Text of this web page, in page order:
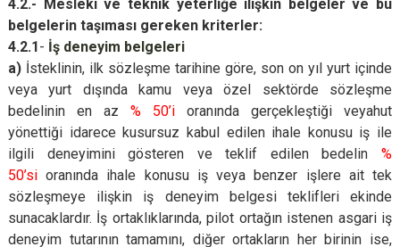
4.2.- Mesleki ve teknik yeterliğe ilişkin belgeler ve bu
belgelerin taşıması gereken kriterler:
4.2.1- İş deneyim belgeleri
a) İsteklinin, ilk sözleşme tarihine göre, son on yıl yurt içinde
veya yurt dışında kamu veya özel sektörde sözleşme
bedelinin en az % 50’i oranında gerçekleştiği veyahut
yönettiği idarece kusursuz kabul edilen ihale konusu iş ile
ilgili deneyimini gösteren ve teklif edilen bedelin %
50’si oranında ihale konusu iş veya benzer işlere ait tek
sözleşmeye ilişkin iş deneyim belgesi teklifleri ekinde
sunacaklardır. İş ortaklıklarında, pilot ortağın istenen asgari iş
deneyim tutarının tamamını, diğer ortakların her birinin ise,